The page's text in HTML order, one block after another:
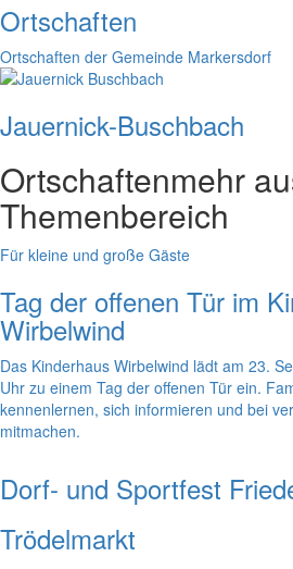
Ortschaften
Ortschaften der Gemeinde Markersdorf
Jauernick-Buschbach
Ortschaftenmehr
Themenbereich
Für kleine und große Gäste
Tag der offenen Tür im
Wirbelwind
Das Kinderhaus Wirbelwind lädt am 23.
Uhr zu einem Tag der offenen Tür ein.
kennenlernen, sich informieren und bei
mitmachen.
Dorf- und Sportfest
Trödelmarkt